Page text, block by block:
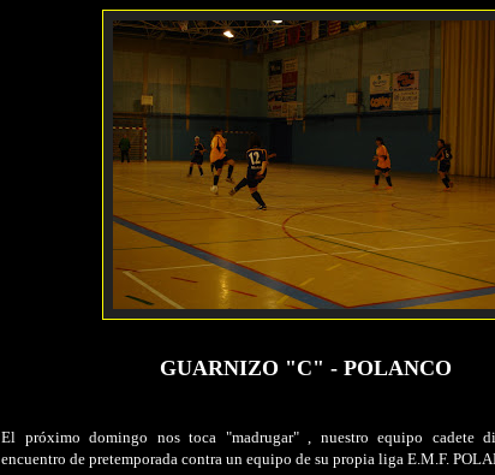
GUARNIZO "C" - POLANCO
El próximo domingo nos toca "madrugar" , nuestro equipo cadete
encuentro de pretemporada contra un equipo de su propia liga E.M.F.